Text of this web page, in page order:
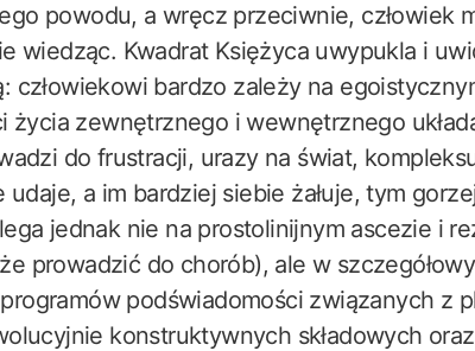
powodu, a wręcz przeciwnie, człowiek
wiedząc. Kwadrat Księżyca uwypukla i
człowiekowi bardzo zależy na
życia zewnętrznego i wewnętrznego
do frustracji, urazy na świat,
a im bardziej siebie żałuje, tym
jednak nie na prostolinijnym ascezie i
prowadzić do chorób), ale w
podświadomości związanych z
konstruktywnych składowych